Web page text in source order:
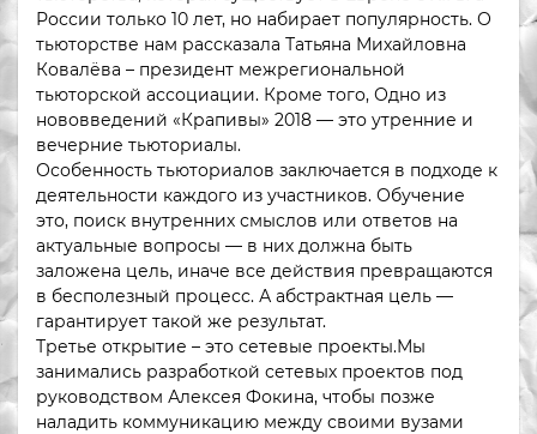
России только 10 лет, но набирает популярность. О
тьюторстве нам рассказала Татьяна Михайловна
Ковалёва – президент межрегиональной
тьюторской ассоциации. Кроме того, Одно из
нововведений «Крапивы» 2018 — это утренние и
вечерние тьюториалы.
Особенность тьюториалов заключается в подходе к
деятельности каждого из участников. Обучение
это, поиск внутренних смыслов или ответов на
актуальные вопросы — в них должна быть
заложена цель, иначе все действия превращаются
в бесполезный процесс. А абстрактная цель —
гарантирует такой же результат.
Третье открытие – это сетевые проекты.Мы
занимались разработкой сетевых проектов под
руководством Алексея Фокина, чтобы позже
наладить коммуникацию между своими вузами